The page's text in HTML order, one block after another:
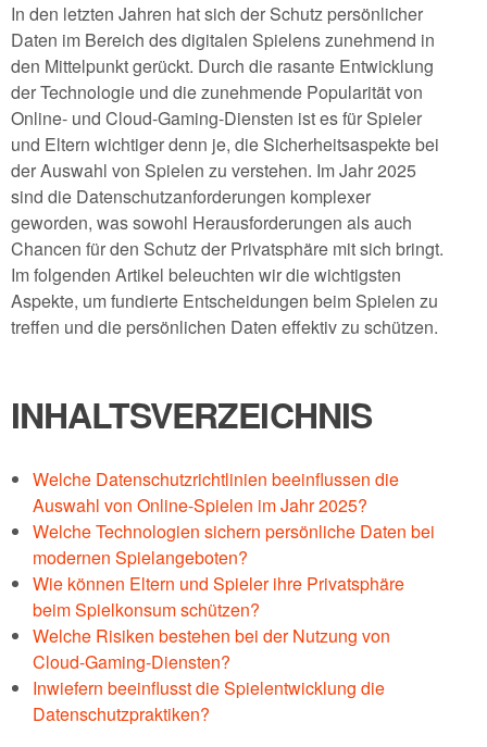
In den letzten Jahren hat sich der Schutz persönlicher
Daten im Bereich des digitalen Spielens zunehmend in
den Mittelpunkt gerückt. Durch die rasante Entwicklung
der Technologie und die zunehmende Popularität von
Online- und Cloud-Gaming-Diensten ist es für Spieler
und Eltern wichtiger denn je, die Sicherheitsaspekte bei
der Auswahl von Spielen zu verstehen. Im Jahr 2025
sind die Datenschutzanforderungen komplexer
geworden, was sowohl Herausforderungen als auch
Chancen für den Schutz der Privatsphäre mit sich bringt.
Im folgenden Artikel beleuchten wir die wichtigsten
Aspekte, um fundierte Entscheidungen beim Spielen zu
treffen und die persönlichen Daten effektiv zu schützen.
INHALTSVERZEICHNIS
Welche Datenschutzrichtlinien beeinflussen die
Auswahl von Online-Spielen im Jahr 2025?
Welche Technologien sichern persönliche Daten bei
modernen Spielangeboten?
Wie können Eltern und Spieler ihre Privatsphäre
beim Spielkonsum schützen?
Welche Risiken bestehen bei der Nutzung von
Cloud-Gaming-Diensten?
Inwiefern beeinflusst die Spielentwicklung die
Datenschutzpraktiken?